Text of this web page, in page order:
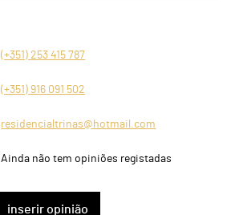
(+351) 253 415 787
(+351) 916 091 502
residencialtrinas@hotmail.com
Ainda não tem opiniões registadas
inserir opinião